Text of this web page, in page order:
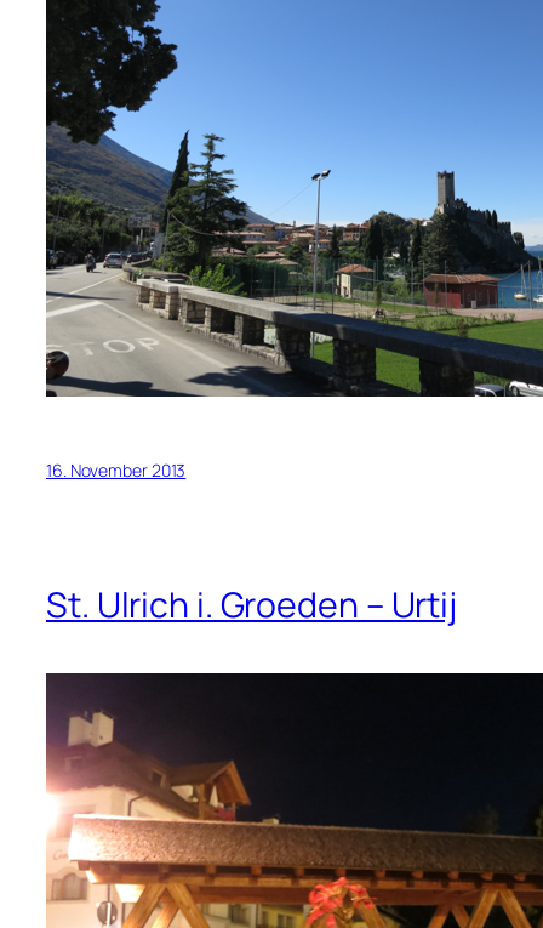
16. November 2013
St. Ulrich i. Groeden – Urtij